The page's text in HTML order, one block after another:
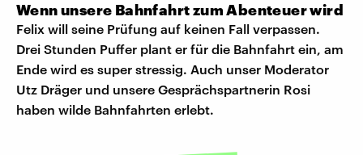
Wenn unsere Bahnfahrt zum Abenteuer wird
Felix will seine Prüfung auf keinen Fall verpassen.
Drei Stunden Puffer plant er für die Bahnfahrt ein, am
Ende wird es super stressig. Auch unser Moderator
Utz Dräger und unsere Gesprächspartnerin Rosi
haben wilde Bahnfahrten erlebt.